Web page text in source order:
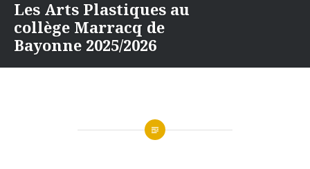
Les Arts Plastiques au
collège Marracq de
Bayonne 2025/2026